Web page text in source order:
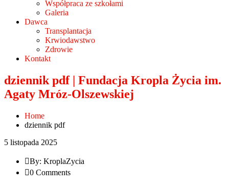
Współpraca ze szkołami
Galeria
Dawca
Transplantacja
Krwiodawstwo
Zdrowie
Kontakt
dziennik pdf | Fundacja Kropla Życia im.
Agaty Mróz-Olszewskiej
Home
dziennik pdf
5 listopada 2025
By: KroplaZycia
0 Comments